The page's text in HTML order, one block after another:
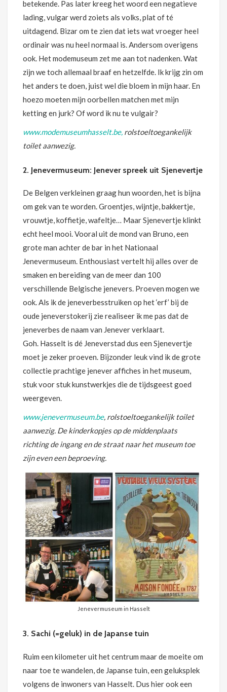
betekende. Pas later kreeg het woord een negatieve
lading, vulgar werd zoiets als volks, plat of té
uitdagend. Bizar om te zien dat iets wat vroeger heel
ordinair was nu heel normaal is. Andersom overigens
ook. Het modemuseum zet me aan tot nadenken. Wat
zijn we toch allemaal braaf en hetzelfde. Ik krijg zin om
het anders te doen, juist wel die bloem in mijn haar. En
hoezo moeten mijn oorbellen matchen met mijn
ketting en jurk? Of word ik nu te vulgair?
www.modemuseumhasselt.be, rolstoeltoegankelijk
toilet aanwezig.
2. Jenevermuseum: Jenever spreek uit Sjenevertje
De Belgen verkleinen graag hun woorden, het is bijna
om gek van te worden. Groentjes, wijntje, bakkertje,
vrouwtje, koffietje, wafeltje… Maar Sjenevertje klinkt
echt heel mooi. Vooral uit de mond van Bruno, een
grote man achter de bar in het Nationaal
Jenevermuseum. Enthousiast vertelt hij alles over de
smaken en bereiding van de meer dan 100
verschillende Belgische jenevers. Proeven mogen we
ook. Als ik de jeneverbesstruiken op het ‘erf’ bij de
oude jeneverstokerij zie realiseer ik me pas dat de
jeneverbes de naam van Jenever verklaart.
Goh. Hasselt is dé Jeneverstad dus een Sjenevertje
moet je zeker proeven. Bijzonder leuk vind ik de grote
collectie prachtige jenever affiches in het museum,
stuk voor stuk kunstwerkjes die de tijdsgeest goed
weergeven.
www.jenevermuseum.be, rolstoeltoegankelijk toilet
aanwezig. De kinderkopjes op de middenplaats
richting de ingang en de straat naar het museum toe
zijn even een beproeving.
Jenevermuseum in Hasselt
3. Sachi (=geluk) in de Japanse tuin
Ruim een kilometer uit het centrum maar de moeite om
naar toe te wandelen, de Japanse tuin, een geluksplek
volgens de inwoners van Hasselt. Dus hier ook een